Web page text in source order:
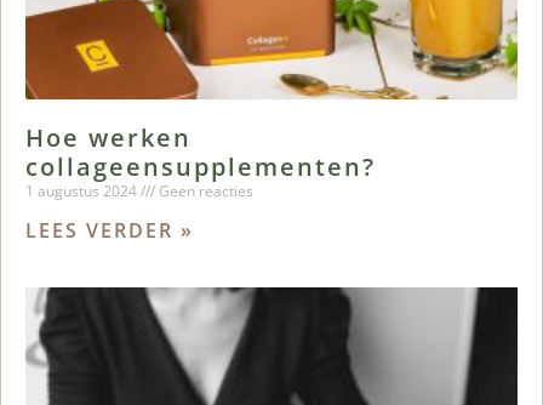
Hoe werken
collageensupplementen?
1 augustus 2024 Geen reacties
LEES VERDER »